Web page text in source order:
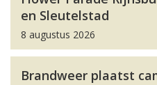
en Sleutelstad
8 augustus 2026
Brandweer plaatst